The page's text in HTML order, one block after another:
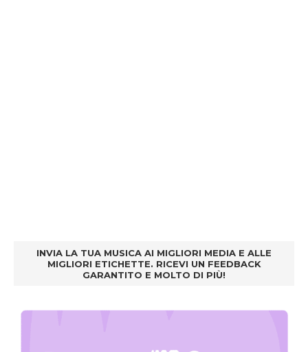
INVIA LA TUA MUSICA AI MIGLIORI MEDIA E ALLE
MIGLIORI ETICHETTE. RICEVI UN FEEDBACK
GARANTITO E MOLTO DI PIÙ!